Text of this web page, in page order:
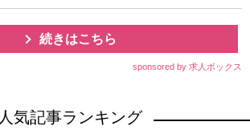
続きはこちら
sponsored by 求人ボックス
人気記事ランキング